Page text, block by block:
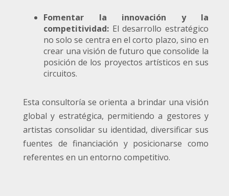
Fomentar la innovación y la
competitividad: El desarrollo estratégico
no solo se centra en el corto plazo, sino en
crear una visión de futuro que consolide la
posición de los proyectos artísticos en sus
circuitos.
Esta consultoría se orienta a brindar una visión
global y estratégica, permitiendo a gestores y
artistas consolidar su identidad, diversificar sus
fuentes de financiación y posicionarse como
referentes en un entorno competitivo.